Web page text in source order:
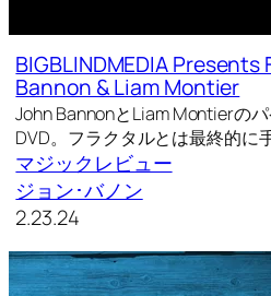
BIGBLINDMEDIA
Bannon & Liam Montier
John BannonとLiam Montierの
DVD。フラクタルとは最終的に
マジックレビュー
ジョン･バノン
2.23.24